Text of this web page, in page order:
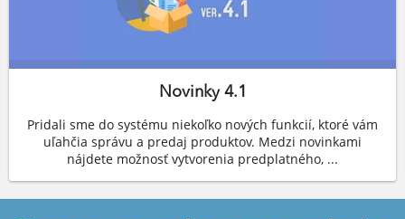
Novinky 4.1
Pridali sme do systému niekoľko nových funkcií, ktoré vám
uľahčia správu a predaj produktov. Medzi novinkami
nájdete možnosť vytvorenia predplatného, ...